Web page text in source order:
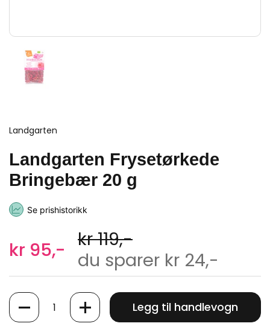
Landgarten
Landgarten Frysetørkede
Bringebær 20 g
Se prishistorikk
kr 95,- kr 119,-
du sparer kr 24,-
Antall
Legg til handlevogn